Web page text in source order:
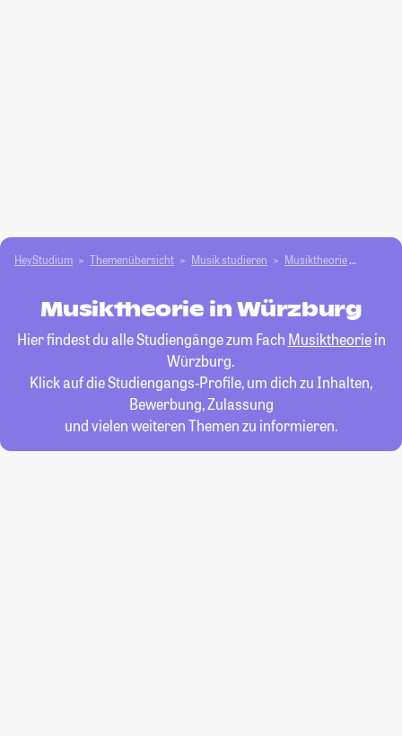
HeyStudium Themenübersicht Musik studieren Musiktheorie
Musiktheorie in Würzburg
Hier findest du alle Studiengänge zum Fach Musiktheoriein
Würzburg.
Klick auf die Studiengangs-Profile, um dich zu Inhalten,
Bewerbung, Zulassung
und vielen weiteren Themen zu informieren.